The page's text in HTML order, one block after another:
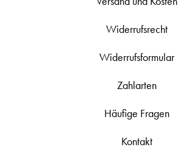
Widerrufsrecht
Widerrufsformular
Zahlarten
Häufige Fragen
Kontakt